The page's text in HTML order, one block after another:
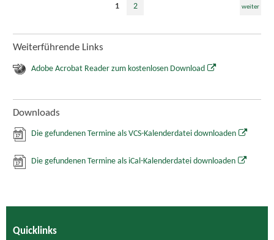
1 2 weiter
Weiterführende Links
Adobe Acrobat Reader zum kostenlosen Download
Downloads
Die gefundenen Termine als VCS-Kalenderdatei downloaden
Die gefundenen Termine als iCal-Kalenderdatei downloaden
Quicklinks